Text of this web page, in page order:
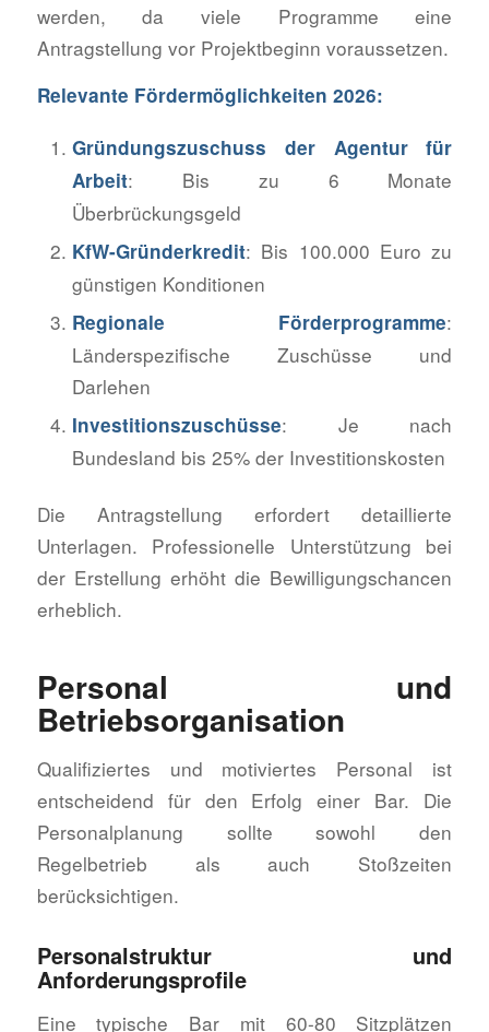
werden, da viele Programme eine
Antragstellung vor Projektbeginn voraussetzen.
Relevante Fördermöglichkeiten 2026:
Gründungszuschuss der Agentur für
Arbeit: Bis zu 6 Monate
Überbrückungsgeld
KfW-Gründerkredit: Bis 100.000 Euro zu
günstigen Konditionen
Regionale Förderprogramme:
Länderspezifische Zuschüsse und
Darlehen
Investitionszuschüsse: Je nach
Bundesland bis 25% der Investitionskosten
Die Antragstellung erfordert detaillierte
Unterlagen. Professionelle Unterstützung bei
der Erstellung erhöht die Bewilligungschancen
erheblich.
Personal und
Betriebsorganisation
Qualifiziertes und motiviertes Personal ist
entscheidend für den Erfolg einer Bar. Die
Personalplanung sollte sowohl den
Regelbetrieb als auch Stoßzeiten
berücksichtigen.
Personalstruktur und
Anforderungsprofile
Eine typische Bar mit 60-80 Sitzplätzen